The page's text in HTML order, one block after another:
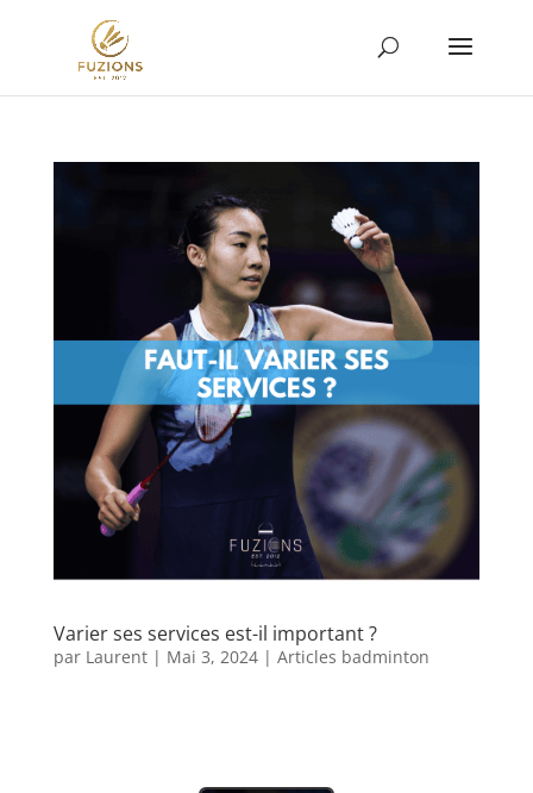
Varier ses services est-il important ?
par Laurent| Mai 3, 2024| Articles badminton